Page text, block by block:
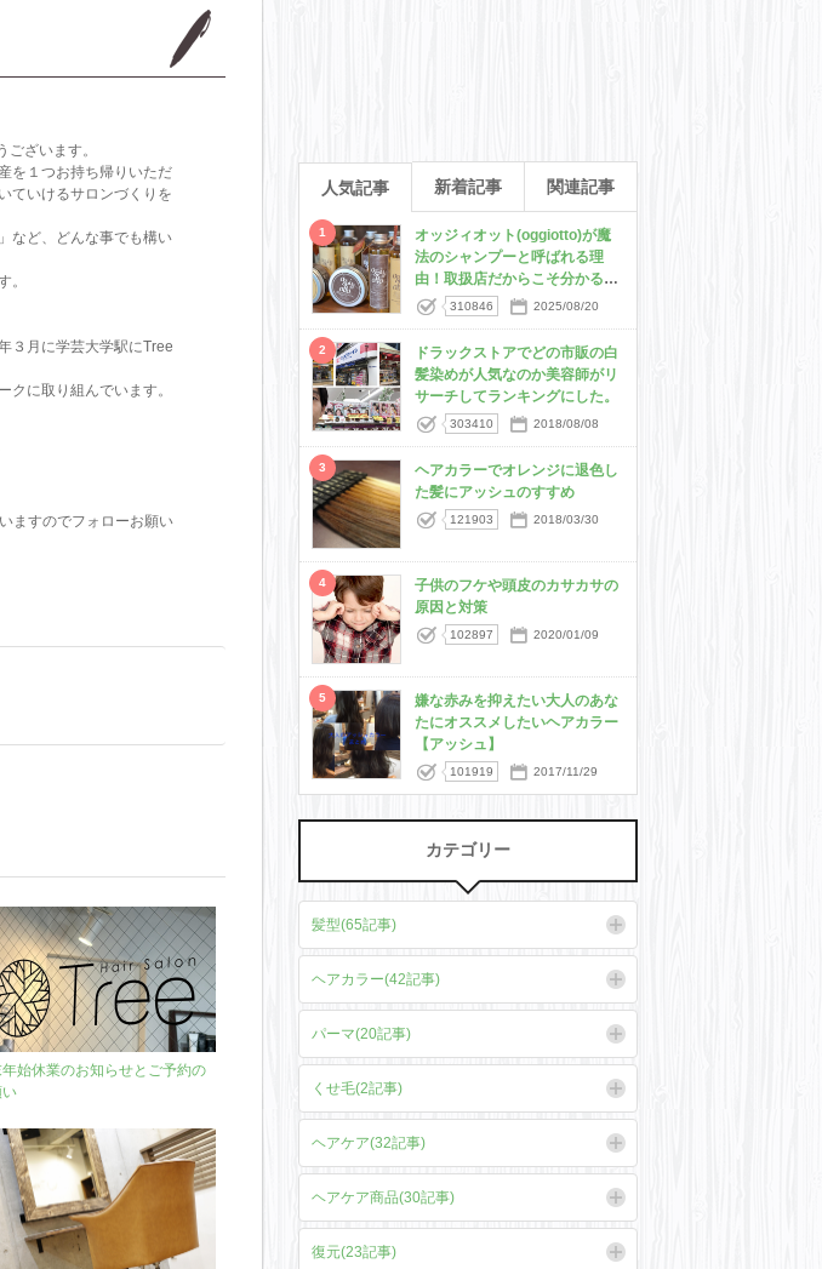
ざいます。
を１つお持ち帰りいただ
ていけるサロンづくりを
など、どんな事でも構い
。
３月に学芸大学駅にTree
クに取り組んでいます。
ますのでフォローお願い
始休業のお知らせとご予約の
い
人気記事 新着記事 関連記事
1
オッジィオット(oggiotto)が魔
法のシャンプーと呼ばれる理
由！取扱店だからこそ分かる髪
質改善力310846 2025/08/20
2
ドラックストアでどの市販の白
髪染めが人気なのか美容師がリ
サーチしてランキングにした。
303410 2018/08/08
3
ヘアカラーでオレンジに退色し
た髪にアッシュのすすめ
121903 2018/03/30
4
子供のフケや頭皮のカサカサの
原因と対策
102897 2020/01/09
5
嫌な赤みを抑えたい大人のあな
たにオススメしたいヘアカラー
【アッシュ】
101919 2017/11/29
カテゴリー
髪型(65記事)
ヘアカラー(42記事)
パーマ(20記事)
くせ毛(2記事)
ヘアケア(32記事)
ヘアケア商品(30記事)
復元(23記事)